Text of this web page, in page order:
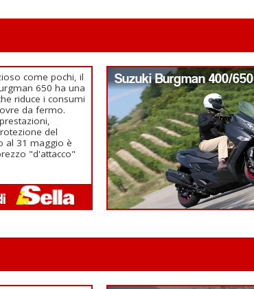
come pochi, il
650 ha una
riduce i consumi
da fermo.
del
al 31 maggio è
"d'attacco"
Suzuki Burgman 400/650